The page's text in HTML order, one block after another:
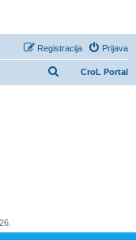
Prijava
Registracija
CroL Portal